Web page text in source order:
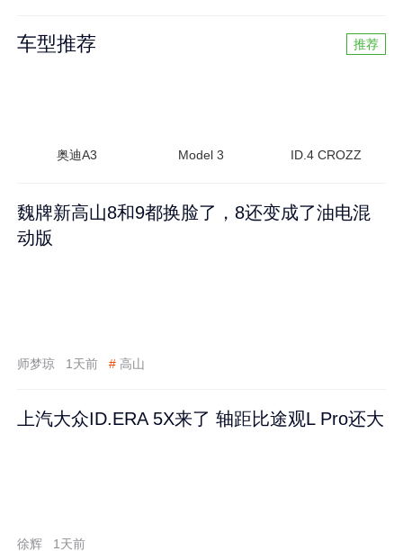
车型推荐 推荐
奥迪A3 Model 3 ID.4 CROZZ
魏牌新高山8和9都换脸了，8还变成了油电混
动版
师梦琼 1天前 # 高山
上汽大众ID.ERA 5X来了 轴距比途观L Pro还大
徐辉 1天前